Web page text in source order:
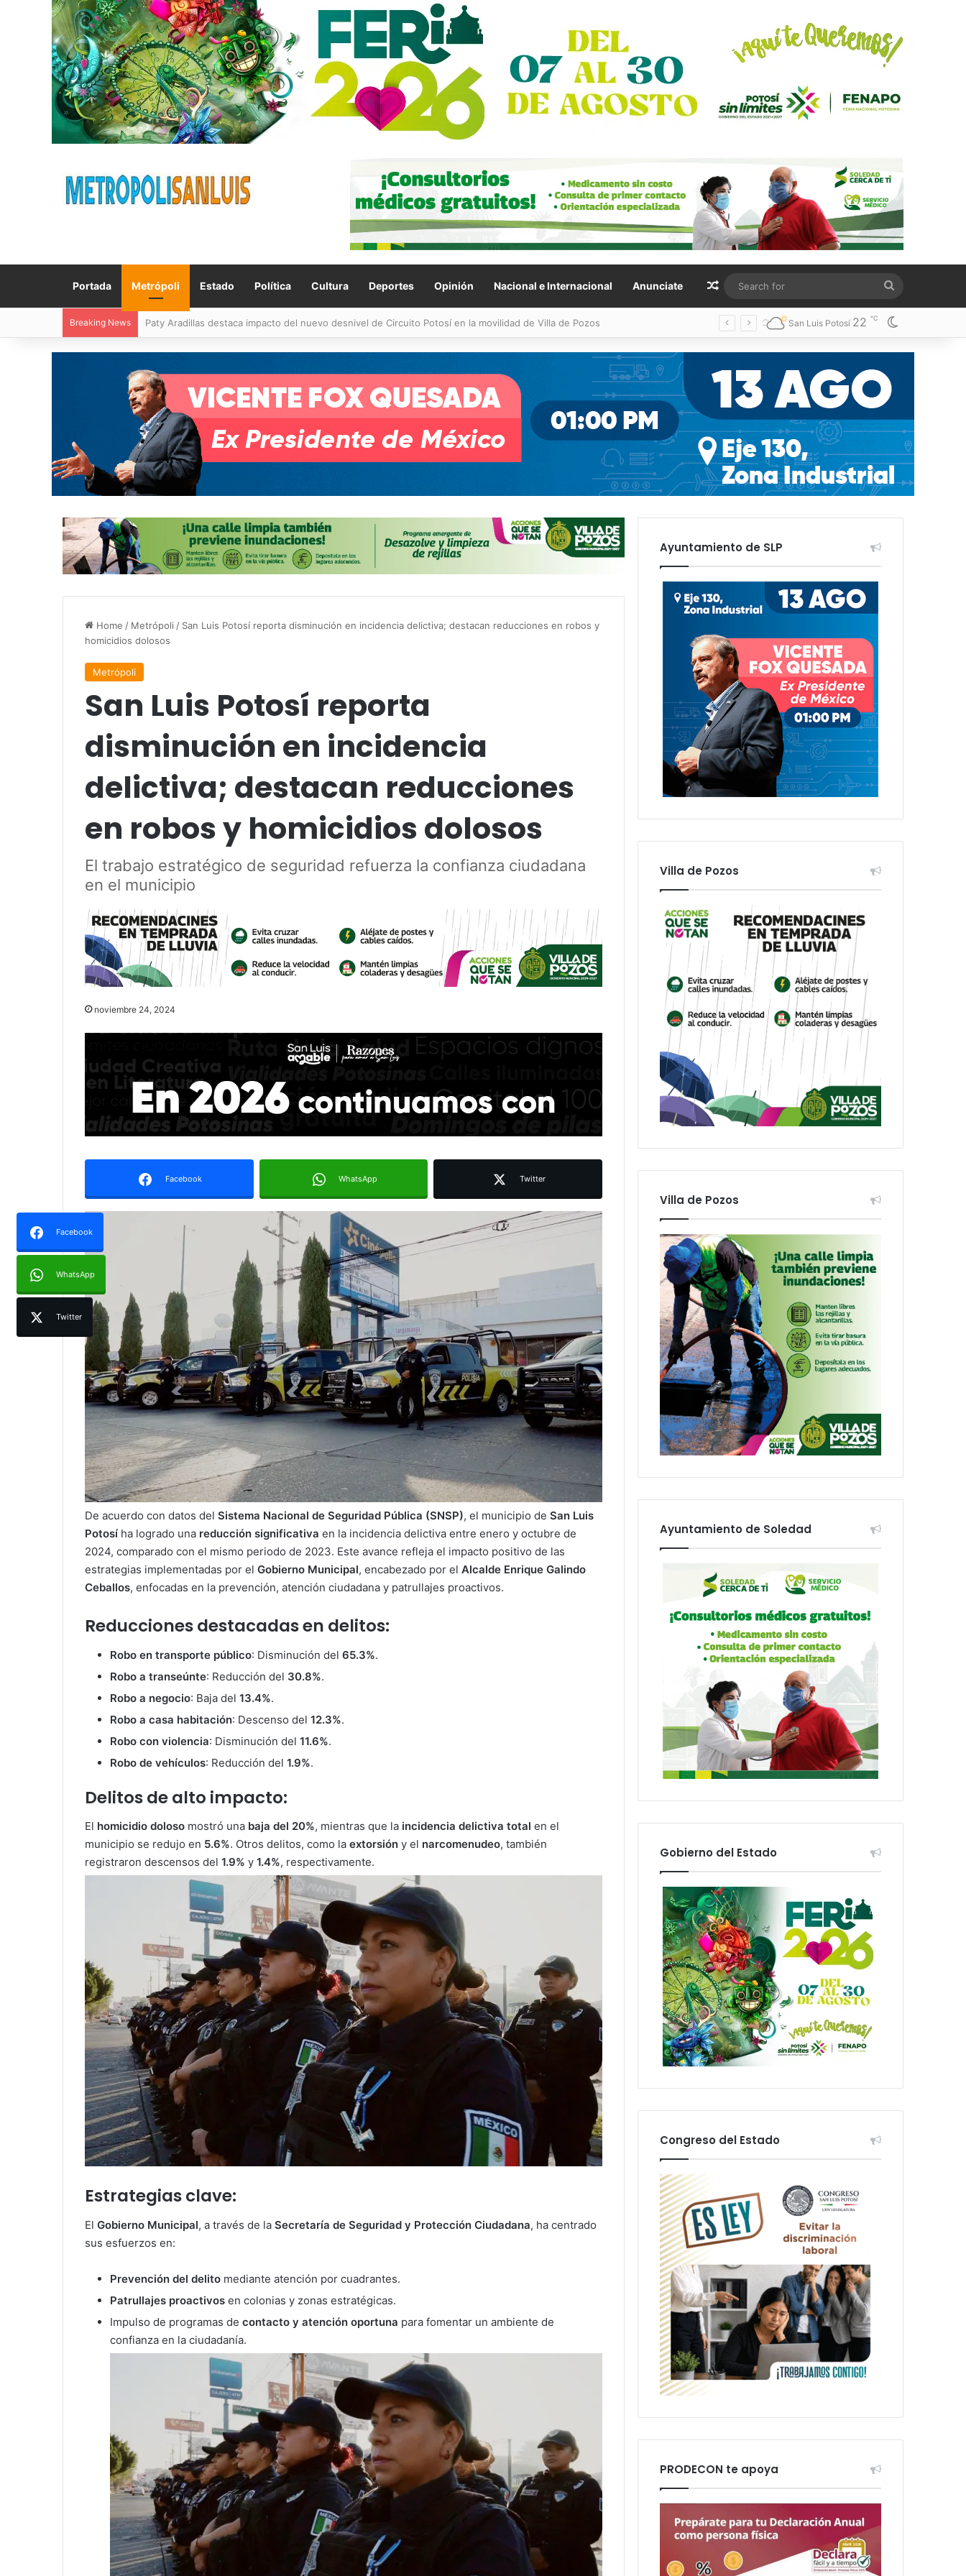
Portada Metrópoli Estado Política Cultura Deportes Opinión Nacional e Internacional Anunciate Random Article
for
Breaking News Villa de Pozos reporta reducción del 50 % en incendios forestales y de pastizales San Luis Potosí 22 ℃
Home / Metrópoli / San Luis Potosí reporta disminución en incidencia delictiva; destacan reducciones en robos y
homicidios dolosos
Metrópoli
San Luis Potosí reporta
disminución en incidencia
delictiva; destacan reducciones
en robos y homicidios dolosos
El trabajo estratégico de seguridad refuerza la confianza ciudadana
en el municipio
noviembre 24, 2024
Facebook WhatsApp Twitter
Facebook
WhatsApp
Twitter
De acuerdo con datos del Sistema Nacional de Seguridad Pública (SNSP), el municipio de San Luis
Potosí ha logrado una reducción significativa en la incidencia delictiva entre enero y octubre de
2024, comparado con el mismo periodo de 2023. Este avance refleja el impacto positivo de las
estrategias implementadas por el Gobierno Municipal, encabezado por el Alcalde Enrique Galindo
Ceballos, enfocadas en la prevención, atención ciudadana y patrullajes proactivos.
Reducciones destacadas en delitos:
Robo en transporte público: Disminución del 65.3%.
Robo a transeúnte: Reducción del 30.8%.
Robo a negocio: Baja del 13.4%.
Robo a casa habitación: Descenso del 12.3%.
Robo con violencia: Disminución del 11.6%.
Robo de vehículos: Reducción del 1.9%.
Delitos de alto impacto:
El homicidio doloso mostró una baja del 20%, mientras que la incidencia delictiva total en el
municipio se redujo en 5.6%. Otros delitos, como la extorsión y el narcomenudeo, también
registraron descensos del 1.9% y 1.4%, respectivamente.
Estrategias clave:
El Gobierno Municipal, a través de la Secretaría de Seguridad y Protección Ciudadana, ha centrado
sus esfuerzos en:
Prevención del delito mediante atención por cuadrantes.
Patrullajes proactivos en colonias y zonas estratégicas.
Impulso de programas de contacto y atención oportuna para fomentar un ambiente de
confianza en la ciudadanía.
Ayuntamiento de SLP
Villa de Pozos
Villa de Pozos
Ayuntamiento de Soledad
Gobierno del Estado
Congreso del Estado
PRODECON te apoya